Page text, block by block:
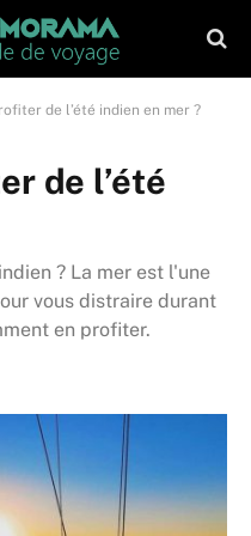
de l’été indien en mer ?
de l’été
? La mer est l'une
vous distraire durant
en profiter.